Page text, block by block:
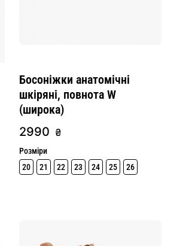
Босоніжки анатомічні
шкіряні, повнота W
(широка)
2990 ₴
Розміри
20
21 22 23 24 25 26